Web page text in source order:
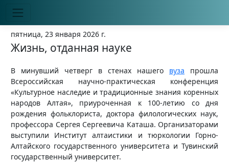
пятница, 23 января 2026 г.
Жизнь, отданная науке
В минувший четверг в стенах нашего вуза прошла
Всероссийская научно-практическая конференция
«Культурное наследие и традиционные знания коренных
народов Алтая», приуроченная к 100-летию со дня
рождения фольклориста, доктора филологических наук,
профессора Сергея Сергеевича Каташа. Организаторами
выступили Институт алтаистики и тюркологии Горно-
Алтайского государственного университета и Тувинский
государственный университет.